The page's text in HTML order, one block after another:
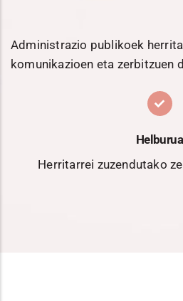
Administrazio publikoek
komunikazioen eta zerbitzuen
Helburua
Herritarrei zuzendutako